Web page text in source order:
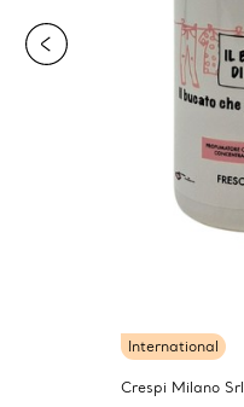
International
Crespi Milano Srl